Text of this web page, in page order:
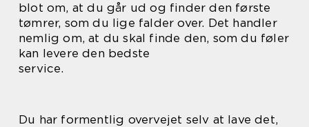
blot om, at du går ud og finder den første
tømrer, som du lige falder over. Det handler
nemlig om, at du skal finde den, som du føler
kan levere den bedste
service.
Du har formentlig overvejet selv at lave det,